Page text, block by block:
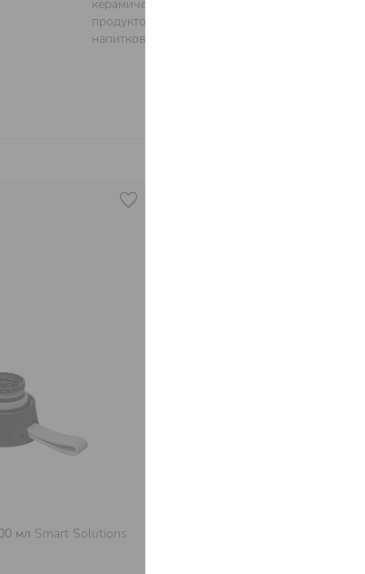
керамические емкости для хранения сыпучих
продуктов, стеклянные чайники и графины для
напитков и масла.
мл Smart Solutions